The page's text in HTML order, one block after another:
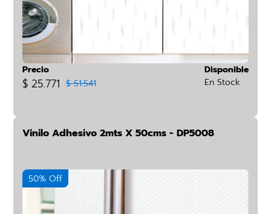
Precio
$ 25.771 $ 51.541
Disponible
En Stock
Vinilo Adhesivo 2mts X 50cms - DP5008
50% Off